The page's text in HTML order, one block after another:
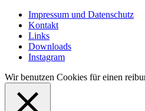
Impressum und Datenschutz
Kontakt
Links
Downloads
Instagram
Wir benutzen Cookies für einen